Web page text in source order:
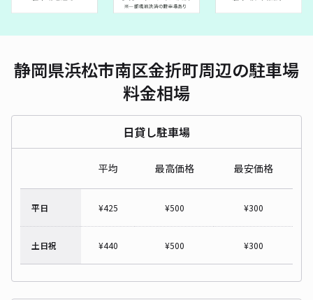
静岡県浜松市南区金折町周辺の駐車場
料金相場
日貸し駐車場
平均 最高価格 最安価格
平日 ¥425 ¥500 ¥300
土日祝 ¥440 ¥500 ¥300